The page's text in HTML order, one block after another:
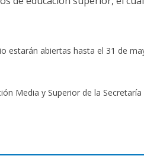
estarán abiertas hasta el 31 de
Media y Superior de la